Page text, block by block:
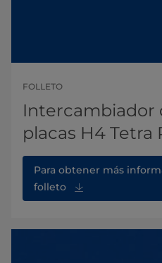
FOLLETO
Intercambiador
placas H4 Tetra
Para obtener más
folleto